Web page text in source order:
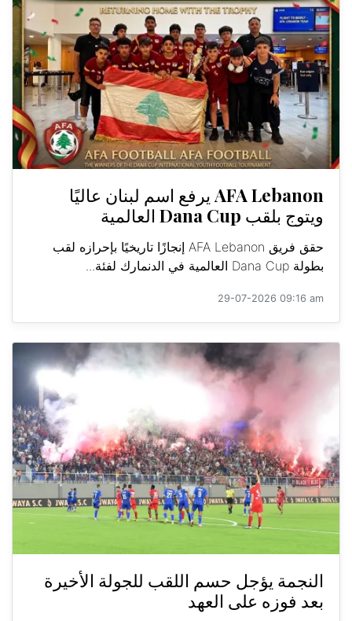
AFA Lebanon يرفع اسم لبنان عاليًا
ويتوج بلقب Dana Cup العالمية
حقق فريق AFA Lebanon إنجازًا تاريخيًا بإحرازه لقب
بطولة Dana Cup العالمية في الدنمارك لفئة...
29-07-2026 09:16 am
النجمة يؤجل حسم اللقب للجولة الأخيرة
بعد فوزه على العهد